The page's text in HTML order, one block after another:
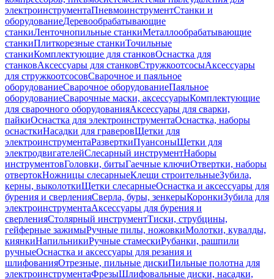
электроинструментаПневмоинструментСтанки и
оборудованиеДеревообрабатывающие
станкиЛенточнопильные станкиМеталлообрабатывающие
станкиПлиткорезные станкиТочильные
станкиКомплектующие для станковОснастка для
станковАксессуары для станковСтружкоотсосыАксессуары
для стружкоотсосовСварочное и паяльное
оборудованиеСварочное оборудованиеПаяльное
оборудованиеСварочные маски, аксессуарыКомплектующие
для сварочного оборудованияАксессуары для сварки,
пайкиОснастка для электроинструментаОснастка, наборы
оснасткиНасадки для граверовЩетки для
электроинструментаРазверткиПуансоныЩетки для
электродвигателейСлесарный инструментНаборы
инструментовГоловки, битыГаечные ключиОтвертки, наборы
отвертокНожницы слесарныеКлещи строительныеЗубила,
керны, выколоткиЩетки слесарныеОснастка и аксессуары для
бурения и сверленияСверла, буры, зенкерыКоронкиЗубила для
электроинструментаАксессуары для бурения и
сверленияСтолярный инструментТиски, струбцины,
гейферные зажимыРучные пилы, ножовкиМолотки, кувалды,
киянкиНапильникиРучные стамескиРубанки, рашпили
ручныеОснастка и аксессуары для резания и
шлифованияОтрезные, пильные дискиПильные полотна для
электроинструментаФрезыШлифовальные диски, насадки,